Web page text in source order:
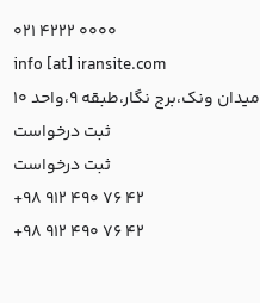
021 4222 0000
info [at] iransite.com
میدان ونک،برج نگار،طبقه 9،واحد 10
ثبت درخواست
ثبت درخواست
+98 912 490 76 42
+98 912 490 76 42